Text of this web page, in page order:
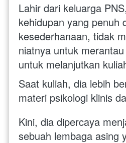
Lahir dari keluarga
kehidupan yang penuh
kesederhanaan, tidak
niatnya untuk
untuk melanjutkan
Saat kuliah, dia lebih
Kini, dia dipercaya
sebuah lembaga asing